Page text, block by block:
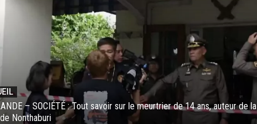
– SOCIÉTÉ : Tout savoir sur le meurtrier de 14 ans, auteur de la
Nonthaburi